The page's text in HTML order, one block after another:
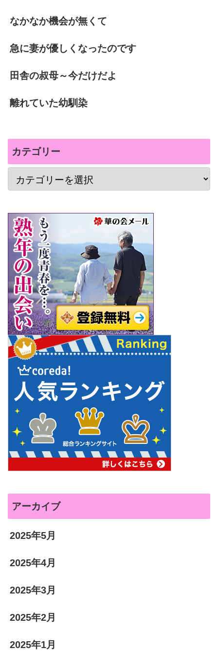
なかなか機会が無くて
急に妻が優しくなったのです
田舎の叔母～今だけだよ
離れていた幼馴染
カテゴリー
アーカイブ
2025年5月
2025年4月
2025年3月
2025年2月
2025年1月